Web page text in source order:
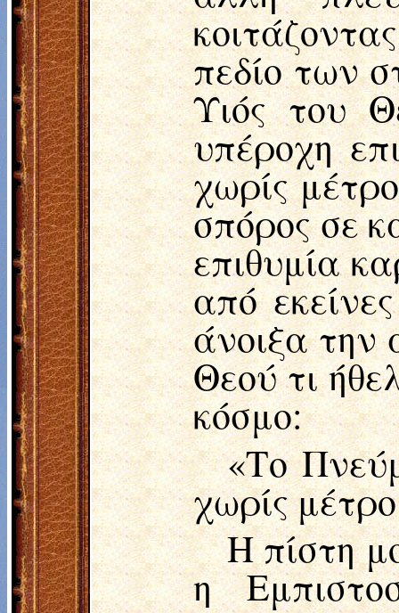
πεδίο των
Υιός του
υπέροχη
χωρίς
σπόρος σε
επιθυμία
από
άνοιξα την
Θεού τι
κόσμο:
«Το
χωρίς
Η πίστη
η